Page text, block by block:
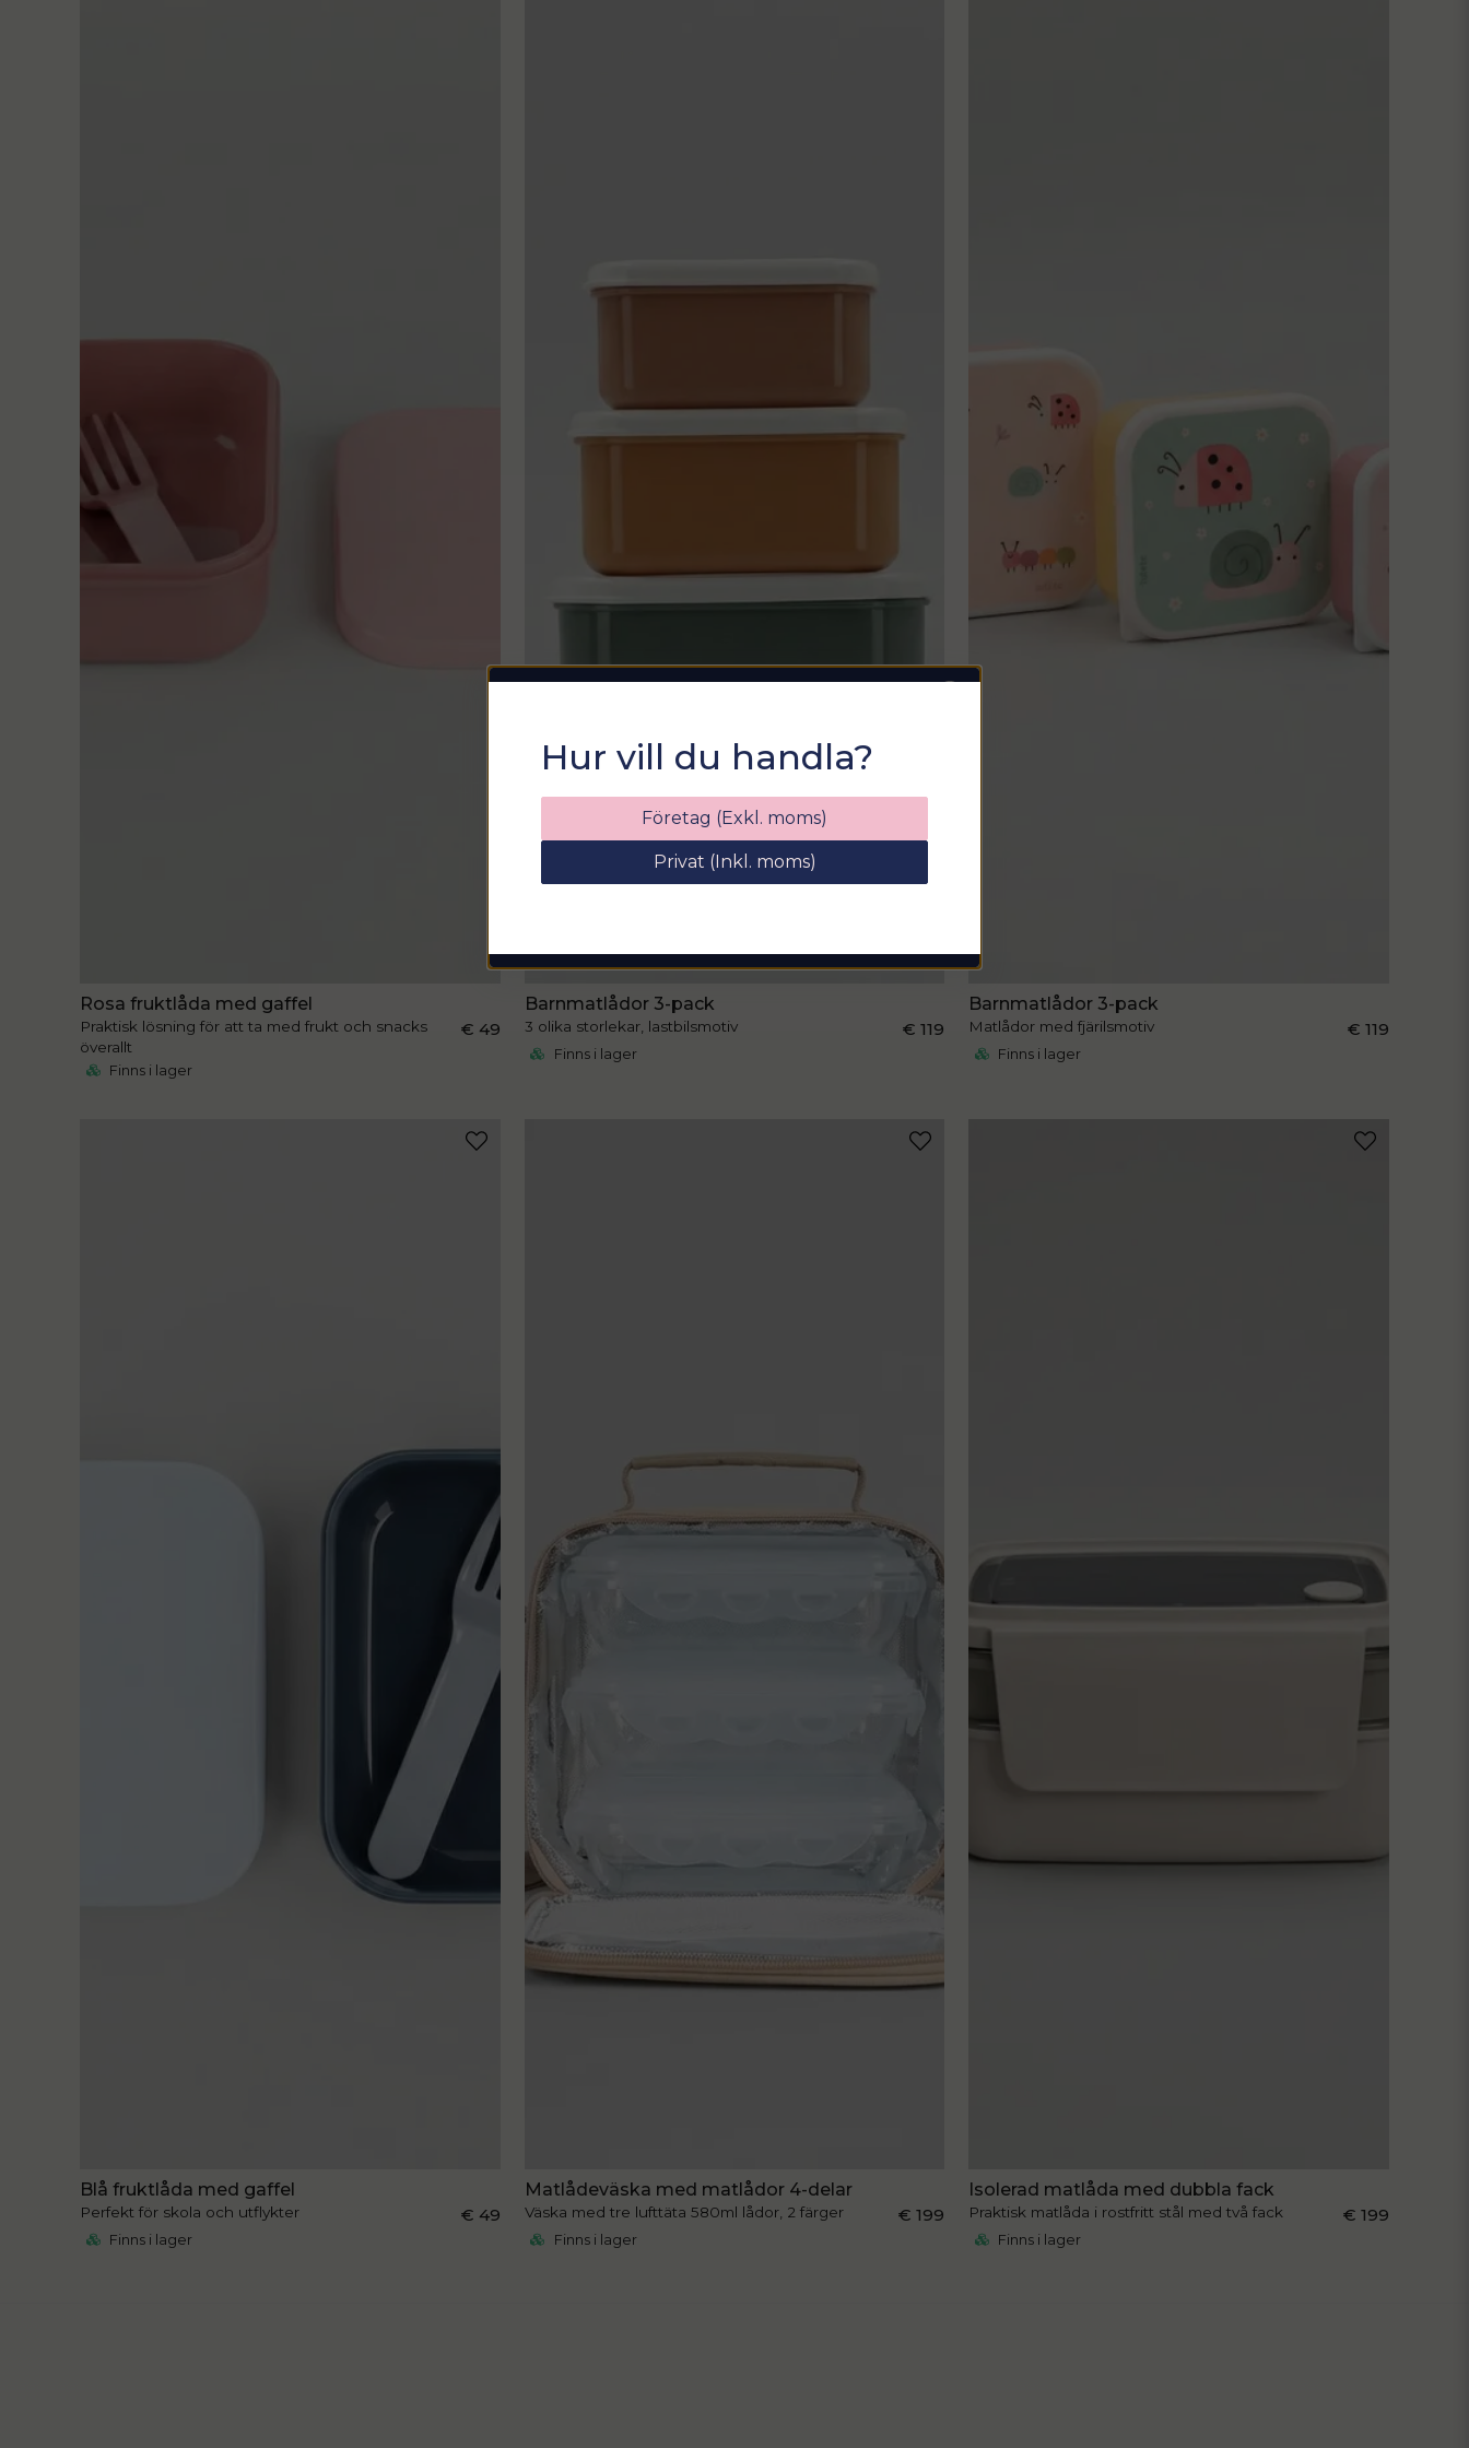
Rosa fruktlåda med gaffel
Praktisk lösning för att ta med frukt och snacks
överallt
€ 49
Finns i lager
Barnmatlådor 3-pack
3 olika storlekar, lastbilsmotiv € 119
Finns i lager
Barnmatlådor 3-pack
Matlådor med fjärilsmotiv € 119
Finns i lager
Blå fruktlåda med gaffel
Perfekt för skola och utflykter € 49
Finns i lager
Matlådeväska med matlådor 4-delar
Väska med tre lufttäta 580ml lådor, 2 färger € 199
Finns i lager
Isolerad matlåda med dubbla fack
Praktisk matlåda i rostfritt stål med två fack € 199
Finns i lager
Sommarfixa med
Sortix! 15% rabatt
Ange din e-postadress nedan för att få en
rabattkod på hela ditt köp
email
Hur vill du handla?
Företag (Exkl. moms)
Privat (Inkl. moms)